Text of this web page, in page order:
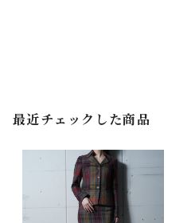
最近チェックした商品